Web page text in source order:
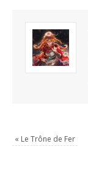
« Le Trône de Fer